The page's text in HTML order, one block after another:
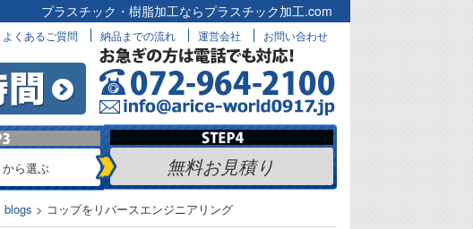
プラスチック・樹脂加工ならプラスチック加工.com
へ
よくあるご質問 納品までの流れ 運営会社 お問い合わせ
から選ぶ 無料お見積り
blogs > コップをリバースエンジニアリング